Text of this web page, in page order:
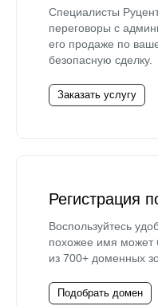
Специалисты
переговоры с
его продаже по
безопасную сделку.
Заказать услугу
Регистрация
Воспользуйтесь
похожее имя может
из 700+ доменных
Подобрать домен